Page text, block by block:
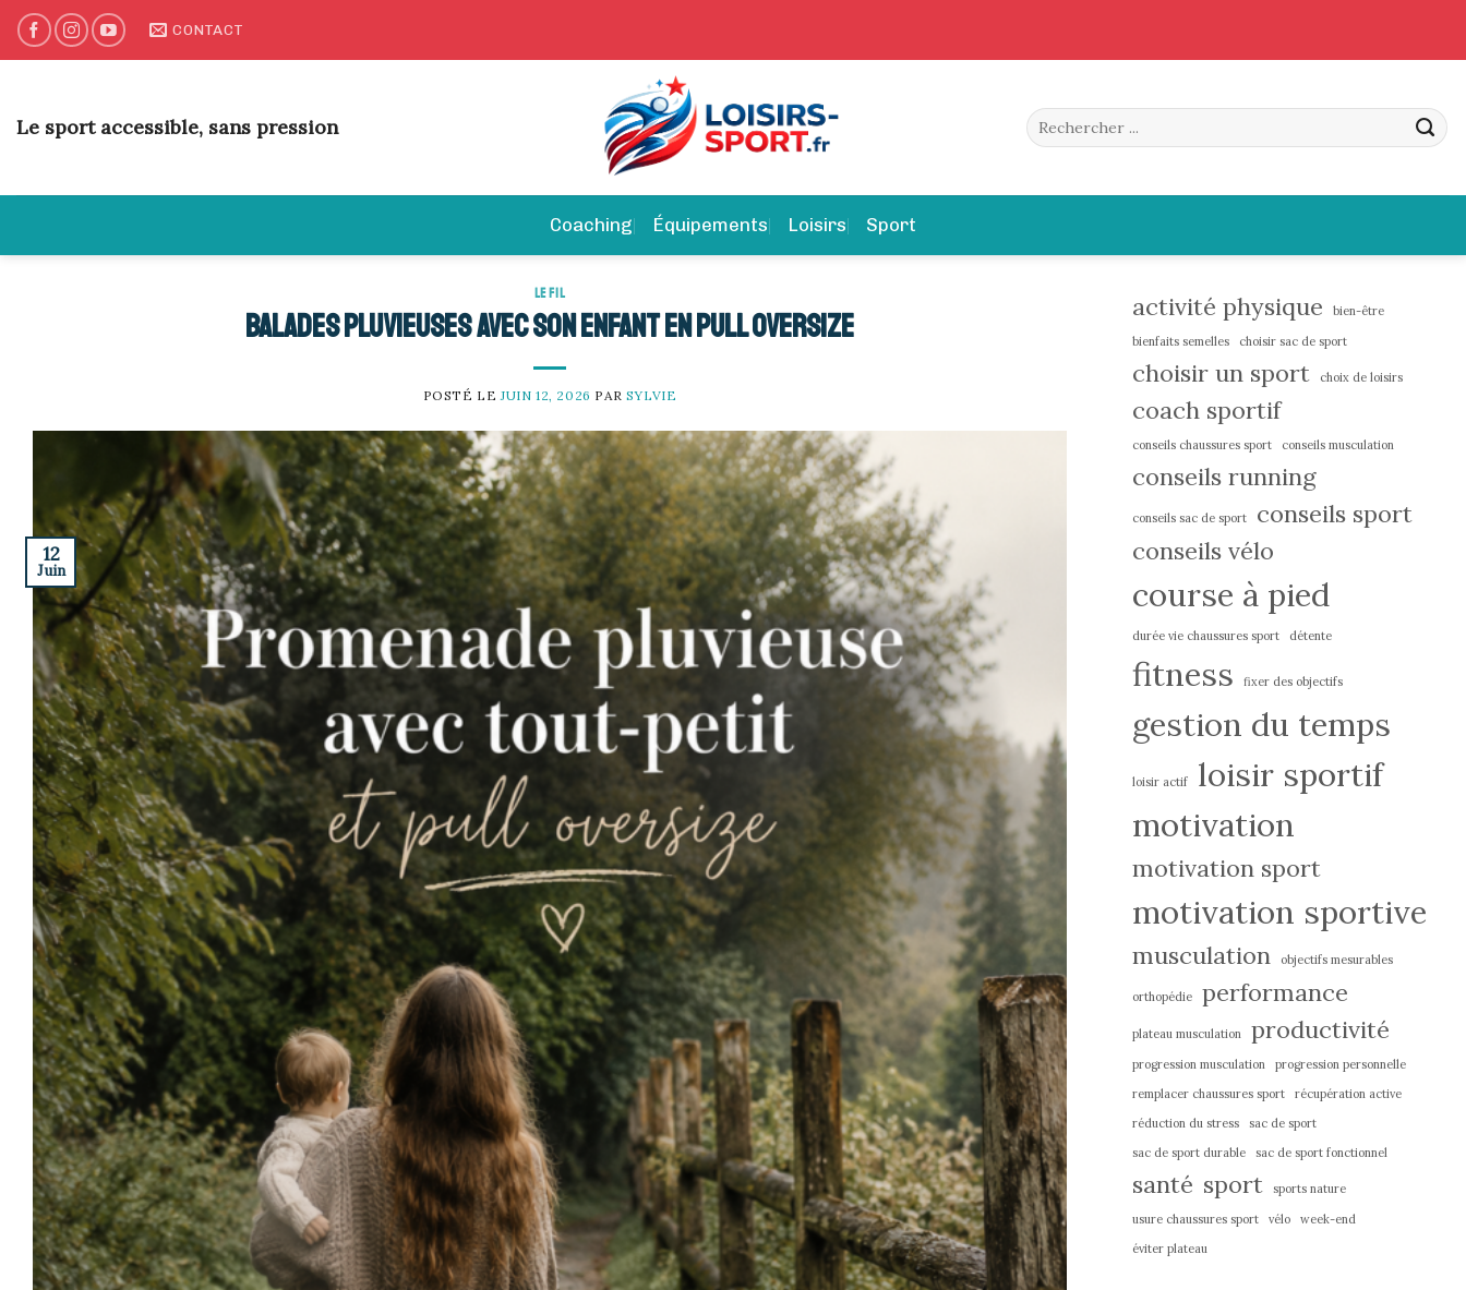
Skip
CONTACT
Le sport accessible, sans pression
Coaching Équipements Loisirs Sport
LE FIL
Balades pluvieuses avec son enfant en pull oversize
POSTÉ LEJUIN 12, 2026 PAR SYLVIE
12
Juin
activité physique
bien-être
bienfaits semelles
choisir sac de sport
choisir un sport choix de loisirs
coach sportif
conseils chaussures sport conseils musculation
conseils running
conseils sac de sport
conseils sport
conseils vélo
course à pied
durée vie chaussures sport détente
fitness fixer des objectifs
gestion du temps
loisir actif
loisir sportif
motivation
motivation sport
motivation sportive
musculation objectifs mesurables
orthopédie performance
plateau musculation productivité
progression musculation
progression personnelle
remplacer chaussures sport
récupération active
réduction du stress
sac de sport
sac de sport durable
sac de sport fonctionnel
santé sport
sports nature
usure chaussures sport
vélo
week-end
éviter plateau